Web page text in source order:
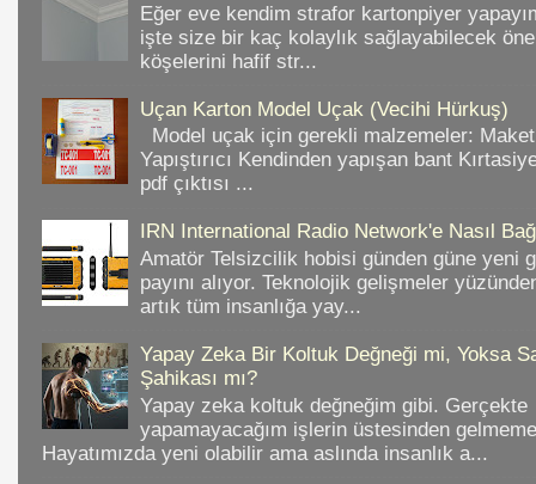
Eğer eve kendim strafor kartonpiyer
işte size bir kaç kolaylık sağlayabilecek
köşelerini hafif str...
Uçan Karton Model Uçak (Vecihi Hürkuş)
Model uçak için gerekli malzemeler: Maket
Yapıştırıcı Kendinden yapışan bant
pdf çıktısı ...
IRN International Radio Network'e Nasıl
Amatör Telsizcilik hobisi günden güne yeni
payını alıyor. Teknolojik gelişmeler
artık tüm insanlığa yay...
Yapay Zeka Bir Koltuk Değneği mi, Yoksa
Şahikası mı?
Yapay zeka koltuk değneğim gibi. Gerçekte
yapamayacağım işlerin üstesinden
Hayatımızda yeni olabilir ama aslında insanlık a...